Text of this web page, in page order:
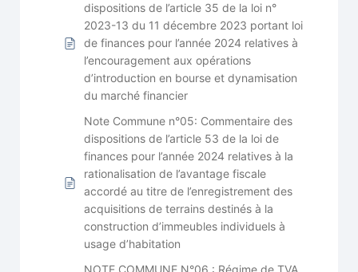
dispositions de l’article 35 de la loi n°
2023-13 du 11 décembre 2023 portant loi
de finances pour l’année 2024 relatives à
l’encouragement aux opérations
d’introduction en bourse et dynamisation
du marché financier
Note Commune n°05: Commentaire des
dispositions de l’article 53 de la loi de
finances pour l’année 2024 relatives à la
rationalisation de l’avantage fiscale
accordé au titre de l’enregistrement des
acquisitions de terrains destinés à la
construction d’immeubles individuels à
usage d’habitation